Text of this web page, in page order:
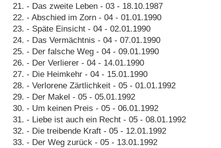
21. - Das zweite Leben - 03 - 18.10.1987
22. - Abschied im Zorn - 04 - 01.01.1990
23. - Späte Einsicht - 04 - 02.01.1990
24. - Das Vermächtnis - 04 - 07.01.1990
25. - Der falsche Weg - 04 - 09.01.1990
26. - Der Verlierer - 04 - 14.01.1990
27. - Die Heimkehr - 04 - 15.01.1990
28. - Verlorene Zärtlichkeit - 05 - 01.01.1992
29. - Der Makel - 05 - 05.01.1992
30. - Um keinen Preis - 05 - 06.01.1992
31. - Liebe ist auch ein Recht - 05 - 08.01.1992
32. - Die treibende Kraft - 05 - 12.01.1992
33. - Der Weg zurück - 05 - 13.01.1992